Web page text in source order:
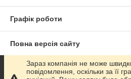
Графік роботи
Повна версія сайту
Сайт створено на маркетплейсі
Зараз компанія не може
повідомлення, оскільки за її